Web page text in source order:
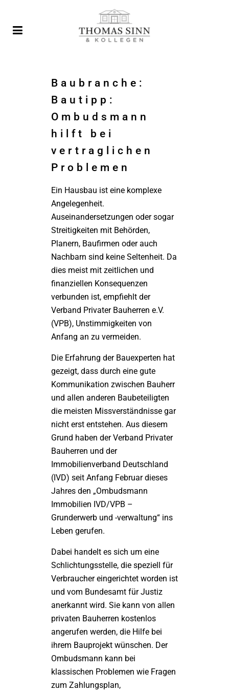
Baubranche:
Bautipp:
Ombudsmann
hilft bei
vertraglichen
Problemen
Ein Hausbau ist eine komplexe
Angelegenheit.
Auseinandersetzungen oder sogar
Streitigkeiten mit Behörden,
Planern, Baufirmen oder auch
Nachbarn sind keine Seltenheit. Da
dies meist mit zeitlichen und
finanziellen Konsequenzen
verbunden ist, empfiehlt der
Verband Privater Bauherren e.V.
(VPB), Unstimmigkeiten von
Anfang an zu vermeiden.
Die Erfahrung der Bauexperten hat
gezeigt, dass durch eine gute
Kommunikation zwischen Bauherr
und allen anderen Baubeteiligten
die meisten Missverständnisse gar
nicht erst entstehen. Aus diesem
Grund haben der Verband Privater
Bauherren und der
Immobilienverband Deutschland
(IVD) seit Anfang Februar dieses
Jahres den „Ombudsmann
Immobilien IVD/VPB –
Grunderwerb und -verwaltung“ ins
Leben gerufen.
Dabei handelt es sich um eine
Schlichtungsstelle, die speziell für
Verbraucher eingerichtet worden ist
und vom Bundesamt für Justiz
anerkannt wird. Sie kann von allen
privaten Bauherren kostenlos
angerufen werden, die Hilfe bei
ihrem Bauprojekt wünschen. Der
Ombudsmann kann bei
klassischen Problemen wie Fragen
zum Zahlungsplan,